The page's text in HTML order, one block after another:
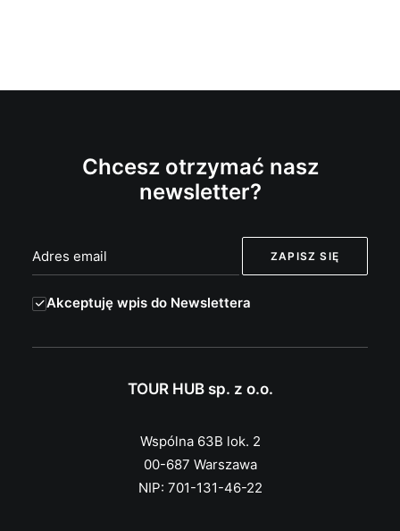
Chcesz otrzymać nasz
newsletter?
Akceptuję wpis do Newslettera
TOUR HUB sp. z o.o.
Wspólna 63B lok. 2
00-687 Warszawa
NIP: 701-131-46-22